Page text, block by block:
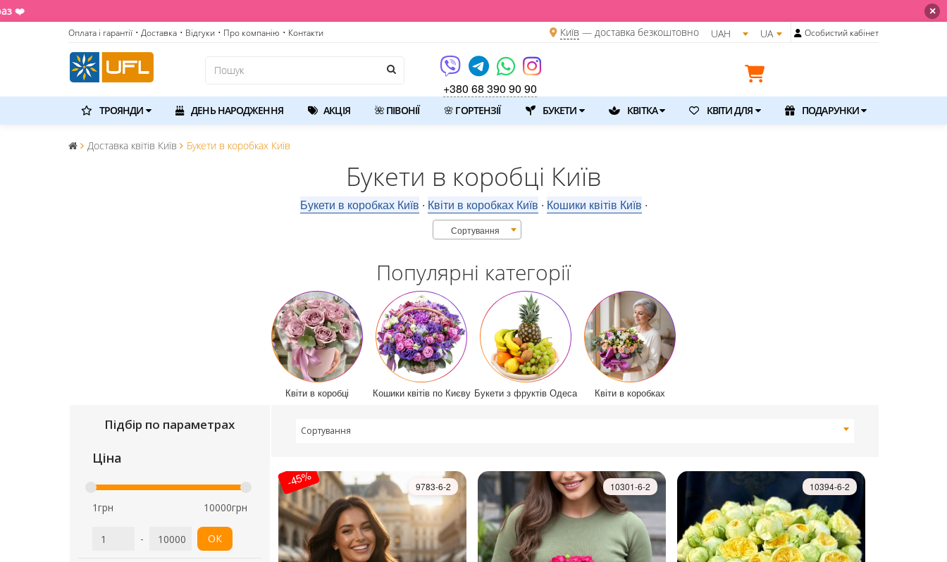
💐 Щойно отримали свіжу поставку. ×
Оплата і гарантії • Доставка • Відгуки • Про компанію • Контакти Київ— доставка безкоштовно UAH UA Особистий кабінет
+380 68 390 90 90
ТРОЯНДИ ДЕНЬ НАРОДЖЕННЯ АКЦІЯ 🌺 ПІВОНІЇ 🌸 ГОРТЕНЗІЇ БУКЕТИ КВІТКА КВІТИ ДЛЯ ПОДАРУНКИ
Доставка квітів Київ Букети в коробках Київ
Букети в коробці Київ
Букети в коробках Київ ⋅ Квіти в коробках Київ ⋅ Кошики квітів Київ ⋅
Сортування
Популярні категорії
Квіти в коробці Кошики квітів по Києву Букети з фруктів Одеса Квіти в коробках
Підбір по параметрах
Ціна
1грн 10000грн
- ОК
Сортування
-45% 9783-6-2 10301-6-2 10394-6-2